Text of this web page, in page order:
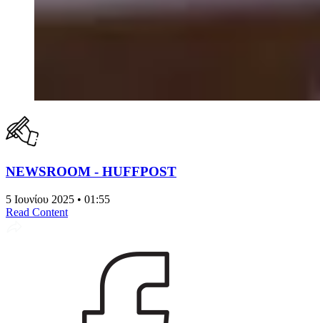
NEWSROOM - HUFFPOST
5 Ιουνίου 2025 • 01:55
Read Content